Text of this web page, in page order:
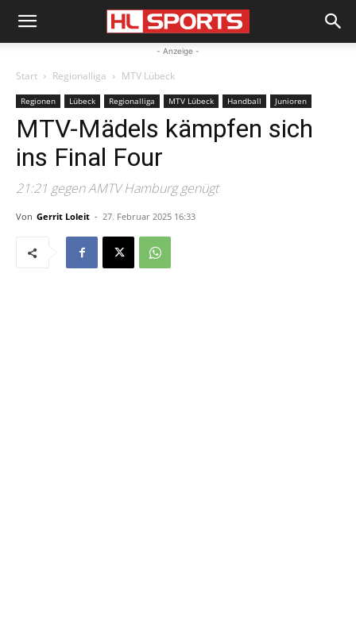
- Anzeige -
Start Regionalliga MTV Lübeck
Regionen Lübeck Regionalliga MTV Lübeck Handball Junioren
MTV-Mädels kämpfen sich
ins Final Four
21:21 gegen AMTV Hamburg genügt
Von Gerrit Loleit - 27. Februar 2025 16:33